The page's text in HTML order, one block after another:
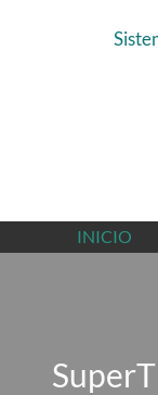
INICIO